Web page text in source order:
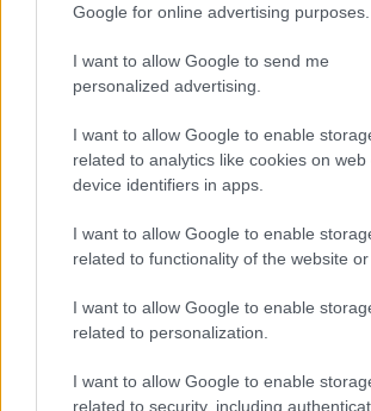
Google for online advertising purposes.
I want to allow Google to send me
personalized advertising.
I want to allow Google to enable
related to analytics like cookies on web
device identifiers in apps.
I want to allow Google to enable
related to functionality of the website or
I want to allow Google to enable
related to personalization.
I want to allow Google to enable
related to security, including
forgatásának szünetében
Rejtély miért jutott eszébe mindezek
detektívregény írás. Első műve, The
címmel még folytatásokban jelent
újságban, de a második a,
Metropolitan Operában már valódi
Jogosan. Traubel érezhetően nagy
Wagner énekesnői vehemenciával
írásba. Szinte látja az ember a nagy
lakást, ahol fel s alá sétálva diktálja a